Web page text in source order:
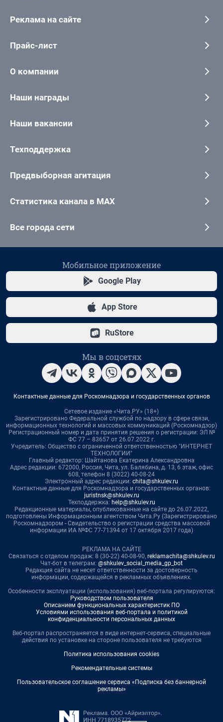
Реклама на сайте
Прайс-лист
О компании
Наши награды
Наши вакансии
Техподдержка
Предвыборная агитация
Статистика канала в MAX
Все города сети
Мобильное приложение
Google Play
App Store
RuStore
Мы в соцсетях
Контактные данные для Роскомнадзора и государственных органов
Сетевое издание «Чита.РУ» (18+)
Зарегистрировано Федеральной службой по надзору в сфере связи,
информационных технологий и массовых коммуникаций (Роскомнадзор)
Регистрационный номер и дата принятия решения о регистрации: ЭЛ №
ФС 77 – 83657 от 26.07.2022 г.
Учредитель: Общество с ограниченной ответственностью "ИНТЕРНЕТ
ТЕХНОЛОГИИ"
Главный редактор: Шайтанова Екатерина Александровна
Адрес редакции: 672000, Россия, Чита, ул. Балябина, д. 13, 6 этаж, офис
608, телефон 8 (3022) 40-08-24
Электронный адрес редакции: chita@shkulev.ru
Контактные данные для Роскомнадзора и государственных органов:
juristnsk@shkulev.ru
Техподдержка: help@shkulev.ru
Редакционные материалы, опубликованные на сайте до 26.07.2022,
подготовлены Информационным агентством Чита.Ру (Зарегистрировано
Роскомнадзором - Свидетельство о регистрации средства массовой
информации ИА №ФС 77-71394 от 17 октября 2017 года)
РЕКЛАМА НА САЙТЕ
Связаться с отделом продаж: 8 (30-22) 40-08-90, reklamachita@shkulev.ru
Чат-бот в телеграм: @shkulev_social_media_gp_bot
Редакция сайта не несет ответственности за достоверность
информации, содержащейся в рекламных объявлениях.
Особенности эксплуатации (использования) веб-портала регулируются:
Руководством пользователя
Описанием функциональных характеристик ПО
Условиями использования веб-портала и политикой
конфиденциальности персональных данных
Веб-портал распространяется в виде интернет-сервиса, специальные
действия по установке на стороне пользователя не требуются
Политика использования cookies
Рекомендательные системы
Пользовательское соглашение сервиса «Подписка без баннерной
рекламы»